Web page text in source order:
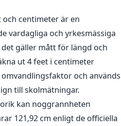
centimeter är en
vardagliga och yrkesmässiga
gäller mått för längd och
ut 4 feet i centimeter
och används
till skolmätningar.
kan noggrannheten
121,92 cm enligt de officiella